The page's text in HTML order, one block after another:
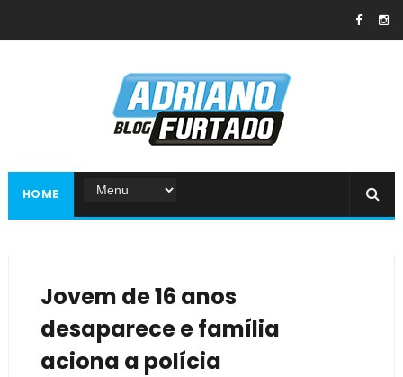
HOME
Jovem de 16 anos
desaparece e família
aciona a polícia